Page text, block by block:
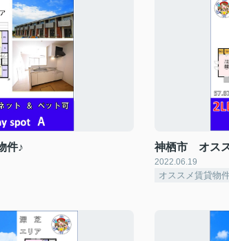
件♪ 神栖市 オス
2022.06.19
オススメ賃貸物